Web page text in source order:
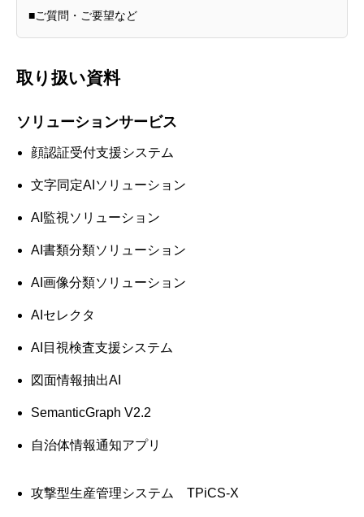
■ご質問・ご要望など
取り扱い資料
ソリューションサービス
顔認証受付支援システム
文字同定AIソリューション
AI監視ソリューション
AI書類分類ソリューション
AI画像分類ソリューション
AIセレクタ
AI目視検査支援システム
図面情報抽出AI
SemanticGraph V2.2
自治体情報通知アプリ
攻撃型生産管理システム TPiCS-X